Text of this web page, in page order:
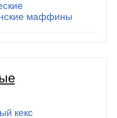
маффины
кекс